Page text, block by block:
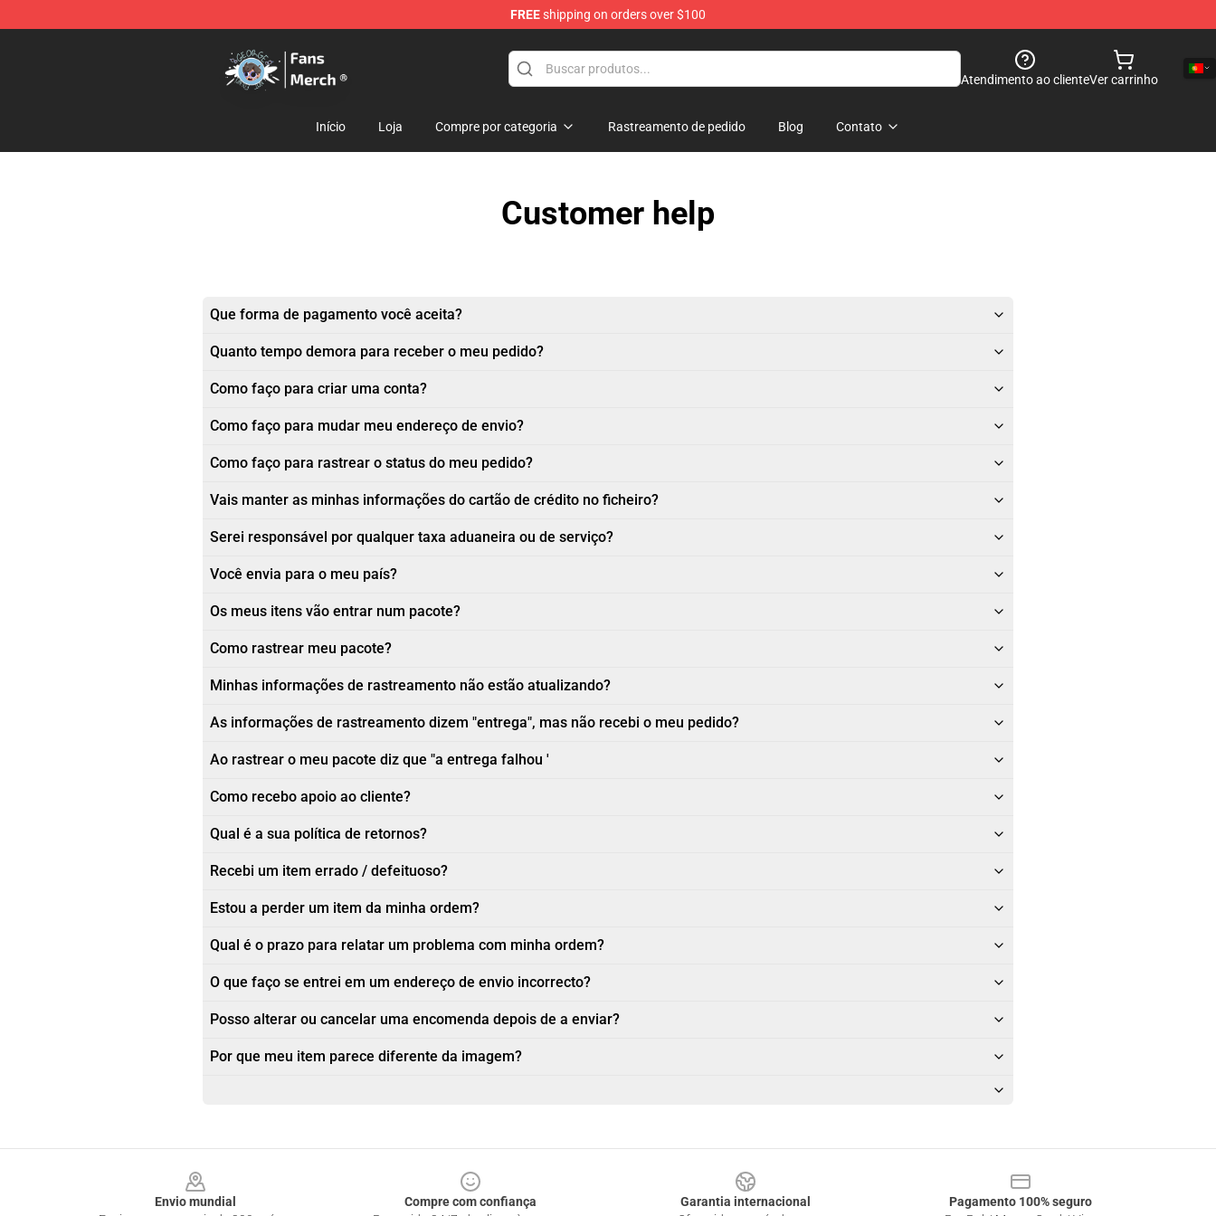
FREEshipping on orders over $100
Atendimento ao clienteVer carrinho
Início Loja Compre por categoria Rastreamento de pedido Blog Contato
Customer help
Que forma de pagamento você aceita?
Quanto tempo demora para receber o meu pedido?
Como faço para criar uma conta?
Como faço para mudar meu endereço de envio?
Como faço para rastrear o status do meu pedido?
Vais manter as minhas informações do cartão de crédito no ficheiro?
Serei responsável por qualquer taxa aduaneira ou de serviço?
Você envia para o meu país?
Os meus itens vão entrar num pacote?
Como rastrear meu pacote?
Minhas informações de rastreamento não estão atualizando?
As informações de rastreamento dizem "entrega", mas não recebi o meu pedido?
Ao rastrear o meu pacote diz que "a entrega falhou '
Como recebo apoio ao cliente?
Qual é a sua política de retornos?
Recebi um item errado / defeituoso?
Estou a perder um item da minha ordem?
Qual é o prazo para relatar um problema com minha ordem?
O que faço se entrei em um endereço de envio incorrecto?
Posso alterar ou cancelar uma encomenda depois de a enviar?
Por que meu item parece diferente da imagem?
Envio mundial
Compre com confiança
Garantia internacional
Pagamento 100% seguro